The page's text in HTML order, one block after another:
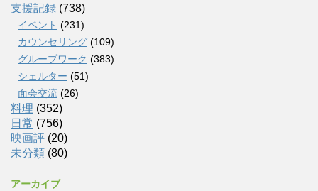
支援記録 (738)
イベント (231)
カウンセリング (109)
グループワーク (383)
シェルター (51)
面会交流 (26)
料理 (352)
日常 (756)
映画評 (20)
未分類 (80)
アーカイブ